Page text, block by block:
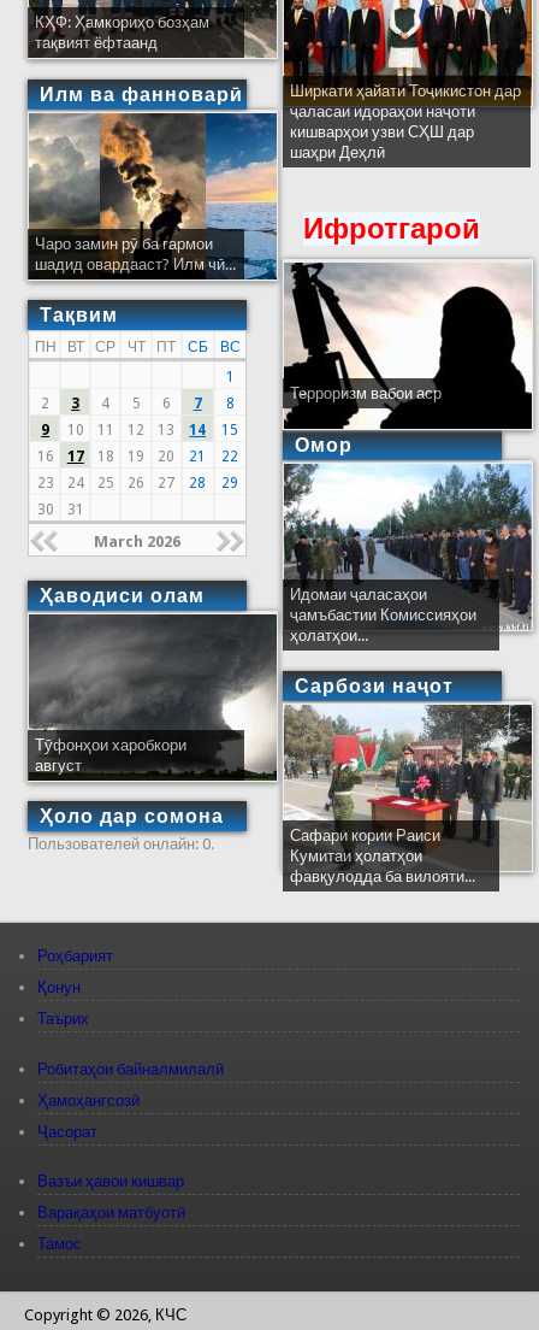
КҲФ: Ҳамкориҳо бозҳам
тақвият ёфтаанд
Илм ва фанноварӣ
Чаро замин рӯ ба гармои
шадид овардааст? Илм чӣ...
Тақвим
ПН ВТ СР ЧТ ПТ СБ
ВС
1
2
3 4 5 6 7
8
9
10 11 12 13 14
15
16
17 18 19 20 21
22
23
24 25 26 27 28
29
30
31
March 2026
Ҳаводиси олам
Тӯфонҳои харобкори
август
Ҳоло дар сомона
Пользователей онлайн: 0.
Ширкати ҳайати Тоҷикистон дар
ҷаласаи идораҳои наҷоти
кишварҳои узви СҲШ дар
шаҳри Деҳлӣ
Ифротгароӣ
Терроризм вабои аср
Омор
Идомаи ҷаласаҳои
ҷамъбастии Комиссияҳои
ҳолатҳои...
Сарбози наҷот
Сафари кории Раиси
Кумитаи ҳолатҳои
фавқулодда ба вилояти...
Роҳбарият
Қонун
Таърих
Робитаҳои байналмилалӣ
Ҳамоҳангсозӣ
Ҷасорат
Вазъи ҳавои кишвар
Варақаҳои матбуотӣ
Тамос
Copyright © 2026, КЧС